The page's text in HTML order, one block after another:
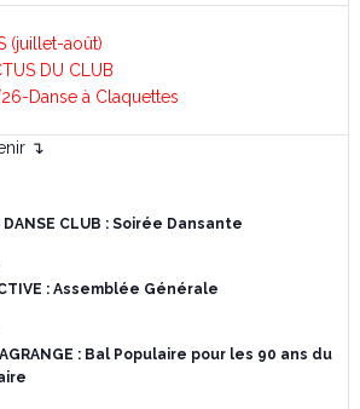
(juillet-août)
DU CLUB
Danse à Claquettes
↴
DANSE CLUB : Soirée Dansante
: Assemblée Générale
: Bal Populaire pour les 90 ans du